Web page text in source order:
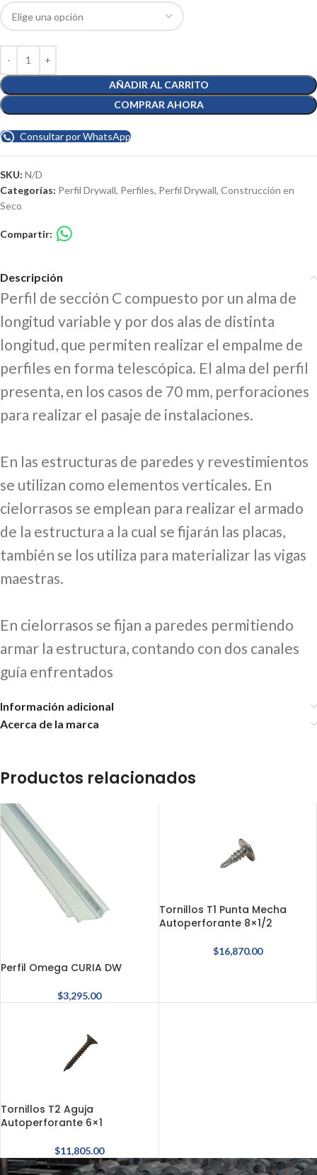
AÑADIR AL CARRITO
COMPRAR AHORA
Consultar por WhatsApp
SKU: N/D
Categorías: Perfil Drywall, Perfiles, Perfil Drywall, Construcción en
Seco
Compartir:
Descripción
Perfil de sección C compuesto por un alma de
longitud variable y por dos alas de distinta
longitud, que permiten realizar el empalme de
perfiles en forma telescópica. El alma del perfil
presenta, en los casos de 70 mm, perforaciones
para realizar el pasaje de instalaciones.
En las estructuras de paredes y revestimientos
se utilizan como elementos verticales. En
cielorrasos se emplean para realizar el armado
de la estructura a la cual se fijarán las placas,
también se los utiliza para materializar las vigas
maestras.
En cielorrasos se fijan a paredes permitiendo
armar la estructura, contando con dos canales
guía enfrentados
Información adicional
Acerca de la marca
Productos relacionados
Perfil Omega CURIA DW
$3,295.00
Tornillos T1 Punta Mecha
Autoperforante 8×1/2
$16,870.00
Tornillos T2 Aguja
Autoperforante 6×1
$11,805.00